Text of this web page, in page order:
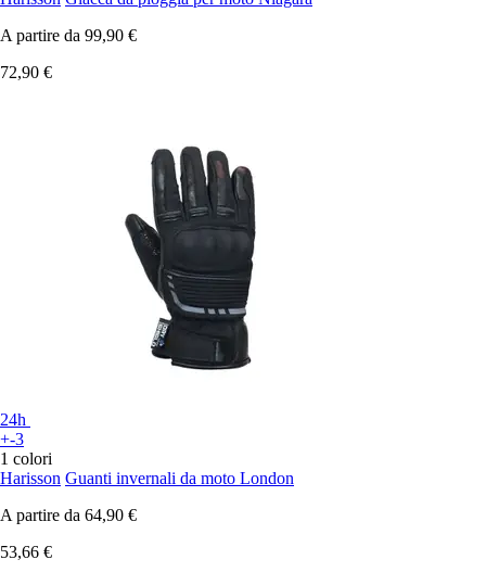
A partire da 99,90 €
72,90 €
24h
+-3
1 colori
Harisson Guanti invernali da moto London
A partire da 64,90 €
53,66 €